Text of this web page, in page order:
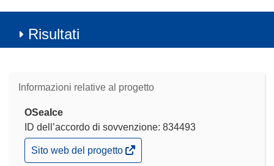
Risultati
Informazioni relative al progetto
OSeaIce
ID dell’accordo di sovvenzione: 834493
(si
apre
Sito web del progetto